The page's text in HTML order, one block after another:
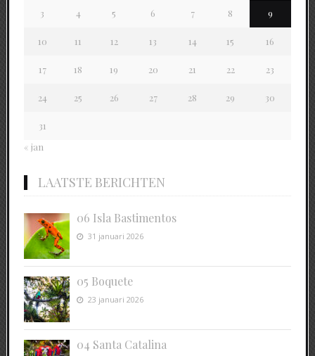
3 4 5 6 7 8 9
10 11 12 13 14 15 16
17 18 19 20 21 22 23
24 25 26 27 28 29 30
31
« jan
LAATSTE BERICHTEN
06 Isla Bastimentos
31 januari 2026
05 Boquete
23 januari 2026
04 Santa Catalina